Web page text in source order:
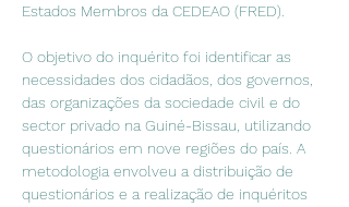
Estados Membros da CEDEAO (FRED).
O objetivo do inquérito foi identificar as
necessidades dos cidadãos, dos governos,
das organizações da sociedade civil e do
sector privado na Guiné-Bissau, utilizando
questionários em nove regiões do país. A
metodologia envolveu a distribuição de
questionários e a realização de inquéritos